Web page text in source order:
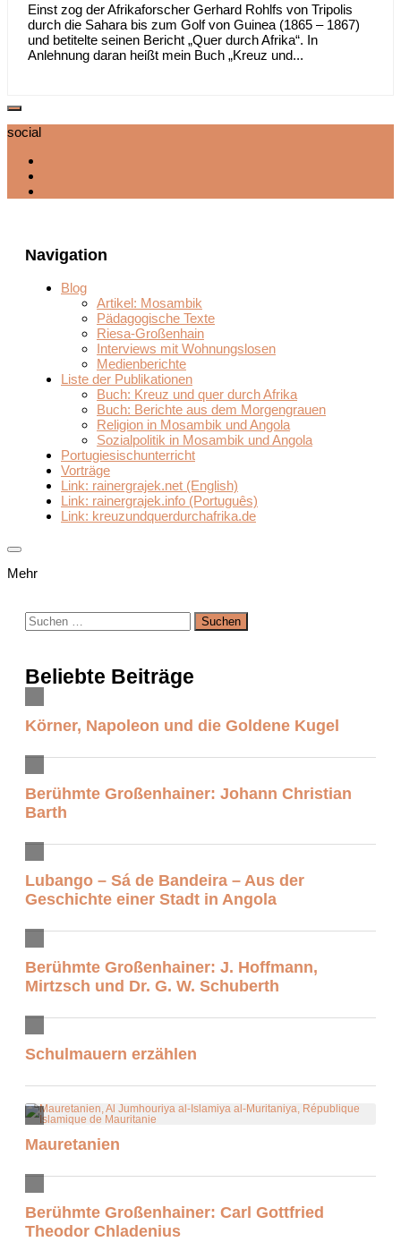
Einst zog der Afrikaforscher Gerhard Rohlfs von Tripolis
durch die Sahara bis zum Golf von Guinea (1865 – 1867)
und betitelte seinen Bericht „Quer durch Afrika“. In
Anlehnung daran heißt mein Buch „Kreuz und...
social
Navigation
Blog
Artikel: Mosambik
Pädagogische Texte
Riesa-Großenhain
Interviews mit Wohnungslosen
Medienberichte
Liste der Publikationen
Buch: Kreuz und quer durch Afrika
Buch: Berichte aus dem Morgengrauen
Religion in Mosambik und Angola
Sozialpolitik in Mosambik und Angola
Portugiesischunterricht
Vorträge
Link: rainergrajek.net (English)
Link: rainergrajek.info (Português)
Link: kreuzundquerdurchafrika.de
Mehr
Suchen
nach:
Beliebte Beiträge
Körner, Napoleon und die Goldene Kugel
Berühmte Großenhainer: Johann Christian
Barth
Lubango – Sá de Bandeira – Aus der
Geschichte einer Stadt in Angola
Berühmte Großenhainer: J. Hoffmann,
Mirtzsch und Dr. G. W. Schuberth
Schulmauern erzählen
Mauretanien
Berühmte Großenhainer: Carl Gottfried
Theodor Chladenius